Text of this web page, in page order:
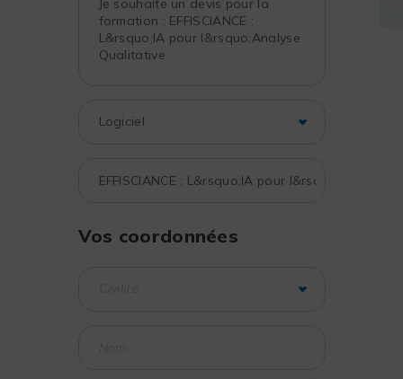
Vos coordonnées